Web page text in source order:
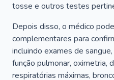
tosse e outros testes
Depois disso, o médico
complementares para
incluindo exames de
função pulmonar, oximetria,
respiratórias máximas,